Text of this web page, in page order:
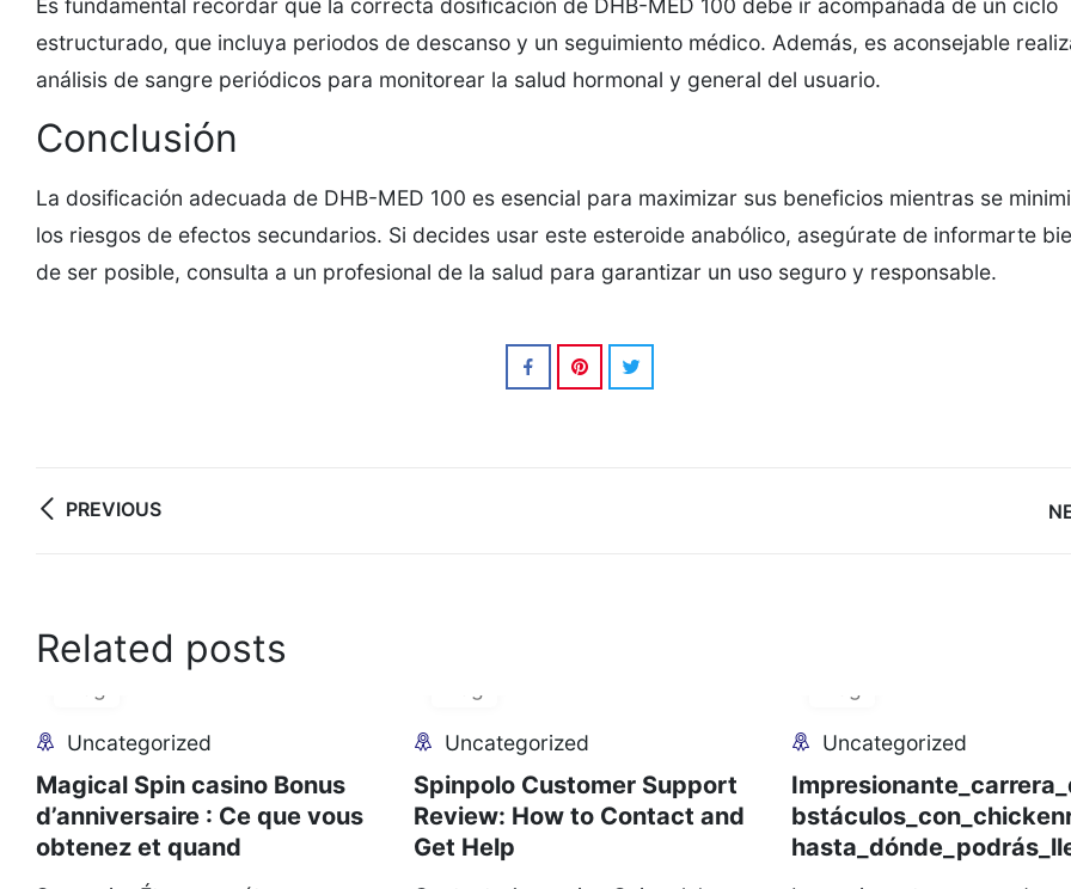
Es fundamental recordar que la correcta dosificación de DHB-MED 100 debe ir acompañada de un ciclo
estructurado, que incluya periodos de descanso y un seguimiento médico. Además, es aconsejable
análisis de sangre periódicos para monitorear la salud hormonal y general del usuario.
Conclusión
La dosificación adecuada de DHB-MED 100 es esencial para maximizar sus beneficios mientras se
los riesgos de efectos secundarios. Si decides usar este esteroide anabólico, asegúrate de informarte
de ser posible, consulta a un profesional de la salud para garantizar un uso seguro y responsable.
Post
PREVIOUS
Related posts
06
Uncategorized
Magical Spin casino Bonus
d’anniversaire : Ce que vous
obtenez et quand
Uncategorized
Spinpolo Customer Support
Review: How to Contact and
Get Help
Uncategorized